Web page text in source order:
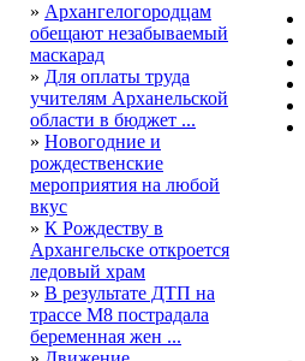
» Архангелогородцам
обещают незабываемый
маскарад
» Для оплаты труда
учителям Арханельской
области в бюджет ...
» Новогодние и
рождественские
мероприятия на любой
вкус
» К Рождеству в
Архангельске откроется
ледовый храм
» В результате ДТП на
трассе М8 пострадала
беременная жен ...